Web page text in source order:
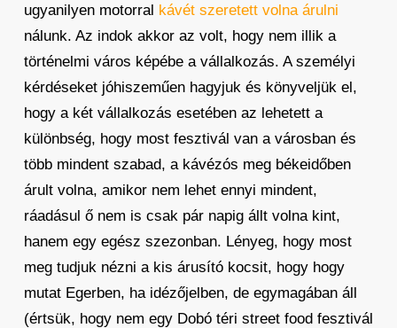
ugyanilyen motorral kávét szeretett volna árulni
nálunk. Az indok akkor az volt, hogy nem illik a
történelmi város képébe a vállalkozás. A személyi
kérdéseket jóhiszeműen hagyjuk és könyveljük el,
hogy a két vállalkozás esetében az lehetett a
különbség, hogy most fesztivál van a városban és
több mindent szabad, a kávézós meg békeidőben
árult volna, amikor nem lehet ennyi mindent,
ráadásul ő nem is csak pár napig állt volna kint,
hanem egy egész szezonban. Lényeg, hogy most
meg tudjuk nézni a kis árusító kocsit, hogy hogy
mutat Egerben, ha idézőjelben, de egymagában áll
(értsük, hogy nem egy Dobó téri street food fesztivál